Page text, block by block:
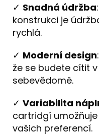
✓ Snadná údržba
konstrukci je
rychlá.
✓ Moderní design
že se budete cítit
sebevědomě.
✓ Variabilita
cartridgí
vašich preferencí.